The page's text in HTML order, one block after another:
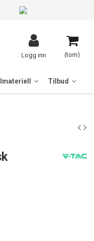
(tom)
Logg inn
Tilbud